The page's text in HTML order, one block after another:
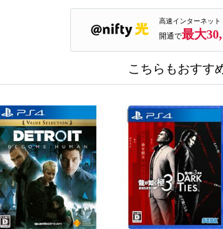
高速インターネット
開通で最大
こちらもおすす